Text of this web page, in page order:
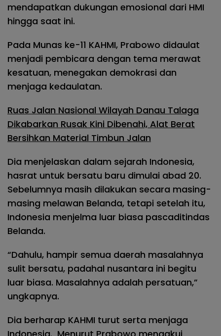
mendapatkan dukungan emosional dari HMI
hingga saat ini.
Pada Munas ke-11 KAHMI, Prabowo didaulat
menjadi pembicara dengan tema merawat
kesatuan, menegakan demokrasi dan
menjaga kedaulatan.
Ruas Jalan Nasional Wilayah Danau Talaga
Dikabarkan Rusak Kini Dibenahi, Alat Berat
Bersihkan Material Timbun Jalan
Dia menjelaskan dalam sejarah Indonesia,
hasrat untuk bersatu baru dimulai abad 20.
Sebelumnya masih dilakukan secara masing-
masing melawan Belanda, tetapi setelah itu,
Indonesia menjelma luar biasa pascaditindas
Belanda.
“Dahulu, hampir semua daerah masalahnya
sulit bersatu, padahal nusantara ini begitu
luar biasa. Masalahnya adalah persatuan,”
ungkapnya.
Dia berharap KAHMI turut serta menjaga